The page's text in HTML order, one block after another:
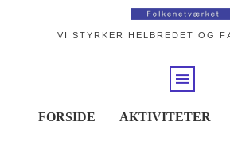
VI STYRKER HELBREDET OG
FORSIDE AKTIVITETER